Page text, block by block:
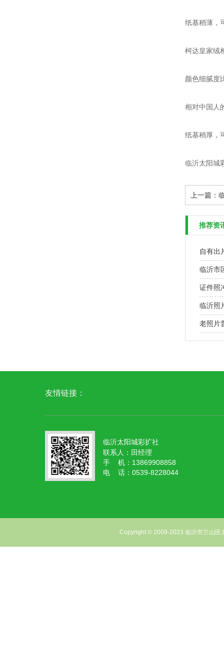
纸基稍薄，
柯达皇家绒
颜色细腻度
相对中国人
纸基稍厚，
临沂太阳城
上一篇：
推荐资
自有出
临沂市
证件照
临沂照
老照片
友情链接：
临沂太阳城彩扩社
联系人：田经理
手 机：13869908858
电 话：0539-8228044
Copyright © 2009-2023 临沂市兰山